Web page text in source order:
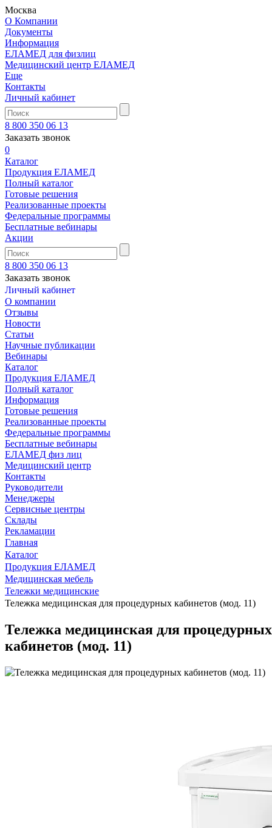
Москва
О Компании
Документы
Информация
ЕЛАМЕД для физлиц
Медицинский центр ЕЛАМЕД
Еще
Контакты
Личный кабинет
8 800 350 06 13
Заказать звонок
0
Каталог
Продукция ЕЛАМЕД
Полный каталог
Готовые решения
Реализованные проекты
Федеральные программы
Бесплатные вебинары
Акции
8 800 350 06 13
Заказать звонок
Личный кабинет
О компании
Отзывы
Новости
Статьи
Научные публикации
Вебинары
Каталог
Продукция ЕЛАМЕД
Полный каталог
Информация
Готовые решения
Реализованные проекты
Федеральные программы
Бесплатные вебинары
ЕЛАМЕД физ лиц
Медицинский центр
Контакты
Руководители
Менеджеры
Сервисные центры
Склады
Рекламации
Главная
Каталог
Продукция ЕЛАМЕД
Медицинская мебель
Тележки медицинские
Тележка медицинская для процедурных кабинетов (мод. 11)
Тележка медицинская для процедурных
кабинетов (мод. 11)